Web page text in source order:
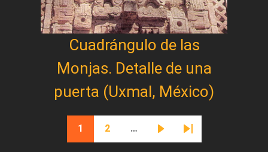
Cuadrángulo de las
Monjas. Detalle de una
puerta (Uxmal, México)
Paginación
Página actual
1
Página
2 …
Siguiente página
Última página